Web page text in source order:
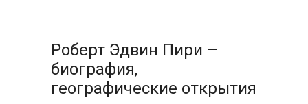
Роберт Эдвин Пири –
биография,
географические открытия